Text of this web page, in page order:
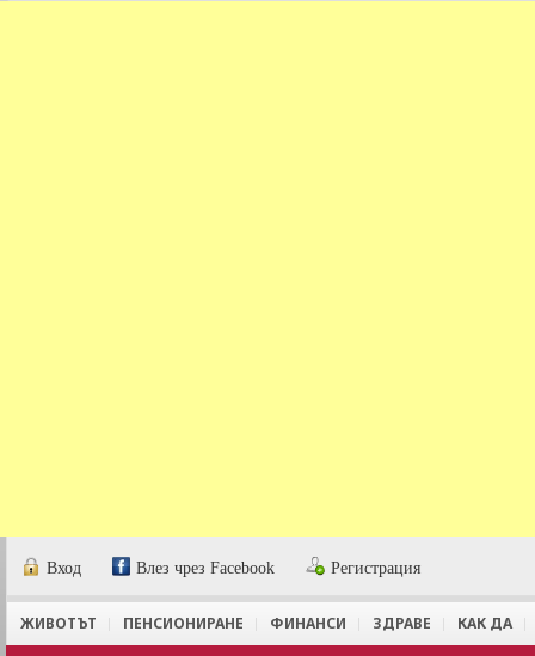
Вход Влез чрез Facebook Регистрация
ЖИВОТЪТ ПЕНСИОНИРАНЕ ФИНАНСИ ЗДРАВЕ КАК ДА